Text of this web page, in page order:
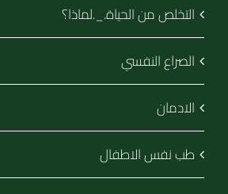
التخلص من الحياة._.لماذا؟
الصراع النفسي
الادمان
طب نفس الاطفال